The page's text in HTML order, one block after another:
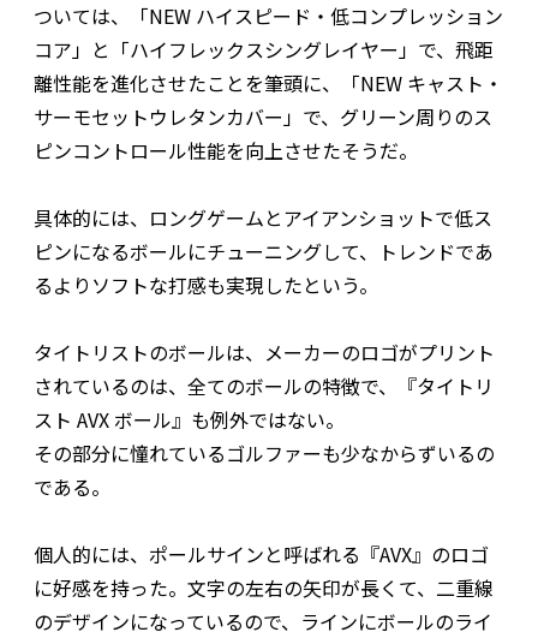
ついては、「NEW ハイスピード・低コンプレッション
コア」と「ハイフレックスシングレイヤー」で、飛距
離性能を進化させたことを筆頭に、「NEW キャスト・
サーモセットウレタンカバー」で、グリーン周りのス
ピンコントロール性能を向上させたそうだ。
具体的には、ロングゲームとアイアンショットで低ス
ピンになるボールにチューニングして、トレンドであ
るよりソフトな打感も実現したという。
タイトリストのボールは、メーカーのロゴがプリント
されているのは、全てのボールの特徴で、『タイトリ
スト AVX ボール』も例外ではない。
その部分に憧れているゴルファーも少なからずいるの
である。
個人的には、ポールサインと呼ばれる『AVX』のロゴ
に好感を持った。文字の左右の矢印が長くて、二重線
のデザインになっているので、ラインにボールのライ